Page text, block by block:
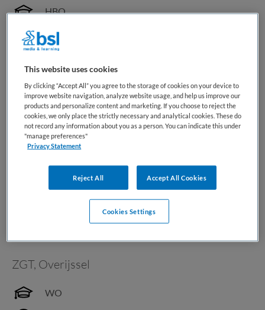
HBO
Fulltime
Anesthesiemedewerkers Word de sleutel tot optimale zorg
in ons state-of-the-art operatiekamercomplex. Maak deel
uit van ons team dat elke dag het verschil maakt in de
gezondheidszorg! Wat ga je doen? Voor het
operatiecomplex bij ZGT zijn...
Bekijk vacature Bewaren
ZGT, Overijssel
WO
This website uses cookies
By clicking “Accept All” you agree to the storage of cookies on your device to
improve website navigation, analyze website usage, and help us improve our
products and personalize content and marketing. If you choose to reject the
cookies, we only place the strictly necessary and analytical cookies. These do
not record any information about you as a person. You can indicate this under
"manage preferences"
Privacy Statement
Reject All Accept All Cookies
Cookies Settings